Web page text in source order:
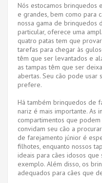
Nós estocamos brinquedos
e grandes, bem como para
nossa gama de brinquedos
particular, oferece uma
quatro patas tem que
tarefas para chegar às
têm que ser levantados e
as tampas têm que ser
abertas. Seu cão pode usar
prefere.
Há também brinquedos de
nariz é mais importante. As
compartimentos que
convidam seu cão a
de farejamento júnior é
filhotes, enquanto nossos
ideais para cães idosos
exemplo. Além disso, os
adequados para cães que